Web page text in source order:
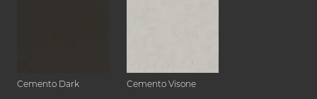
Cemento Dark Cemento Visone